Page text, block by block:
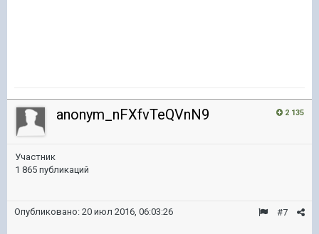
2 135
anonym_nFXfvTeQVnN9
Участник
1 865 публикаций
#7
Опубликовано: 20 июл 2016, 06:03:26